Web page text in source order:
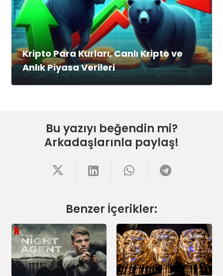
Kripto Para Kurları, Canlı Kripto ve
Anlık Piyasa Verileri
Bu yazıyı beğendin mi?
Arkadaşlarınla paylaş!
Benzer İçerikler: